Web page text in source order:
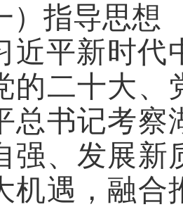
）指导思想
近平新时代
的二十大、
总书记考察
强、发展新
机遇，融合